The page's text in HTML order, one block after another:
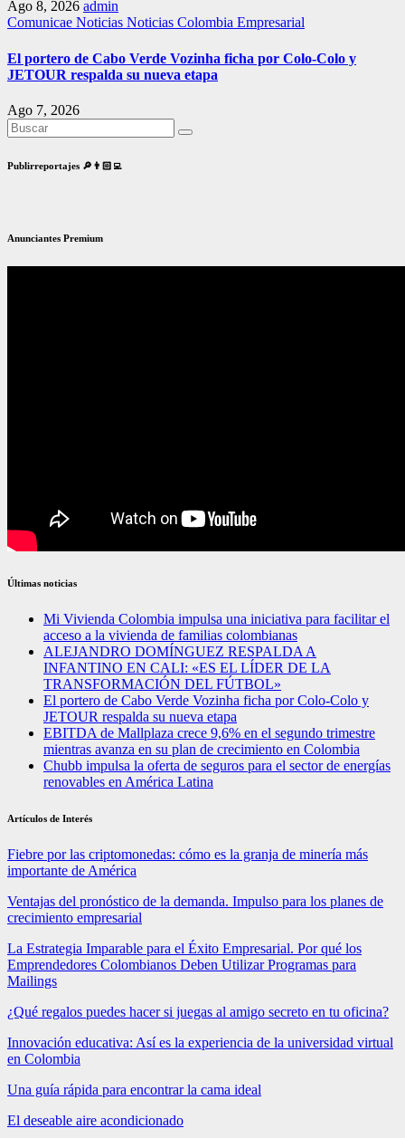
Ago 8, 2026 admin
Comunicae Noticias Noticias Colombia Empresarial
El portero de Cabo Verde Vozinha ficha por Colo-Colo y
JETOUR respalda su nueva etapa
Ago 7, 2026
Publirreportajes 🔎👨🏻‍💻
Anunciantes Premium
Últimas noticias
Mi Vivienda Colombia impulsa una iniciativa para facilitar el
acceso a la vivienda de familias colombianas
ALEJANDRO DOMÍNGUEZ RESPALDA A
INFANTINO EN CALI: «ES EL LÍDER DE LA
TRANSFORMACIÓN DEL FÚTBOL»
El portero de Cabo Verde Vozinha ficha por Colo-Colo y
JETOUR respalda su nueva etapa
EBITDA de Mallplaza crece 9,6% en el segundo trimestre
mientras avanza en su plan de crecimiento en Colombia
Chubb impulsa la oferta de seguros para el sector de energías
renovables en América Latina
Artículos de Interés
Fiebre por las criptomonedas: cómo es la granja de minería más
importante de América
Ventajas del pronóstico de la demanda. Impulso para los planes de
crecimiento empresarial
La Estrategia Imparable para el Éxito Empresarial. Por qué los
Emprendedores Colombianos Deben Utilizar Programas para
Mailings
¿Qué regalos puedes hacer si juegas al amigo secreto en tu oficina?
Innovación educativa: Así es la experiencia de la universidad virtual
en Colombia
Una guía rápida para encontrar la cama ideal
El deseable aire acondicionado